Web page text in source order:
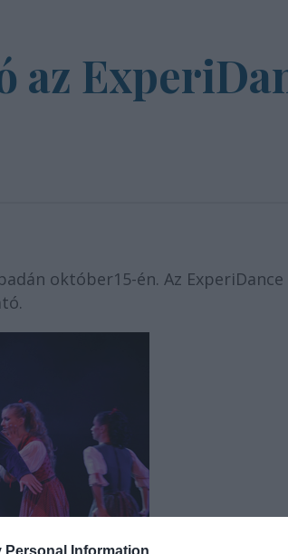
Personal Information
az
október15-én. Az ExperiDance